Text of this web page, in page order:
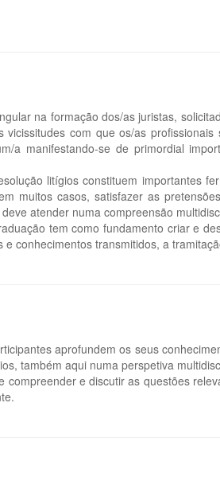
na formação dos/as juristas,
com que os/as
a manifestando-se de primordial
litígios constituem importantes
muitos casos, satisfazer as
atender numa compreensão
tem como fundamento criar e
conhecimentos transmitidos, a
aprofundem os seus
também aqui numa perspetiva
compreender e discutir as questões